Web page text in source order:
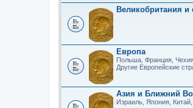
Великобритания и
Европа
Польша, Франция,
Другие Европейские
Азия и Ближний
Израиль, Япония,